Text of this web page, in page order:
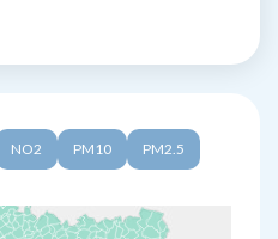
NO2 PM10 PM2.5